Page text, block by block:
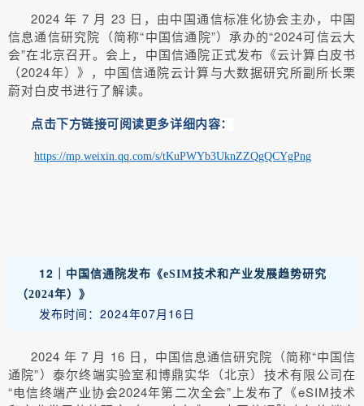
2024 年 7 月 23 日，由中国通信标准化协会主办，中国
信息通信研究院（简称“中国信通院”）承办的“2024可信云大
会”在北京召开。会上，中国信通院正式发布《云计算白皮书
（2024年）》，中国信通院云计算与大数据研究所副所长栗
蔚对白皮书进行了解读。
点击下方链接可阅读更多详细内容：
https://mp.weixin.qq.com/s/tKuPWYb3UknZZQgQCYgPng
12｜ 中国信通院发布《eSIM技术和产业发展趋势研究
（2024年）》
发布时间：2024年07月16日
2024 年 7 月 16 日，中国信息通信研究院（简称“中国信
通院”）泰尔终端实验室和博鼎实华（北京）技术有限公司在
“电信终端产业协会2024年第二次全会”上发布了《eSIM技术